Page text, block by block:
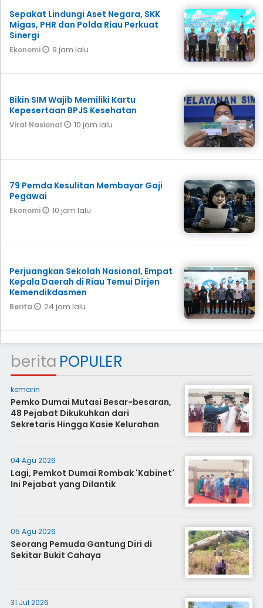
Sepakat Lindungi Aset Negara, SKK
Migas, PHR dan Polda Riau Perkuat
Sinergi
Ekonomi 9 jam lalu
Bikin SIM Wajib Memiliki Kartu
Kepesertaan BPJS Kesehatan
Viral Nasional 10 jam lalu
79 Pemda Kesulitan Membayar Gaji
Pegawai
Ekonomi 10 jam lalu
Perjuangkan Sekolah Nasional, Empat
Kepala Daerah di Riau Temui Dirjen
Kemendikdasmen
Berita 24 jam lalu
berita POPULER
kemarin
Pemko Dumai Mutasi Besar-besaran,
48 Pejabat Dikukuhkan dari
Sekretaris Hingga Kasie Kelurahan
04 Agu 2026
Lagi, Pemkot Dumai Rombak 'Kabinet'
Ini Pejabat yang Dilantik
05 Agu 2026
Seorang Pemuda Gantung Diri di
Sekitar Bukit Cahaya
31 Jul 2026